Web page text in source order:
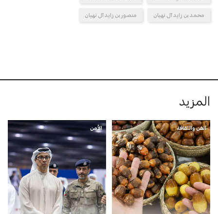
محمد بن زايد آل نهيان منصور بن زايد آل نهيان
المزيد
الفن والثقافة الأمن